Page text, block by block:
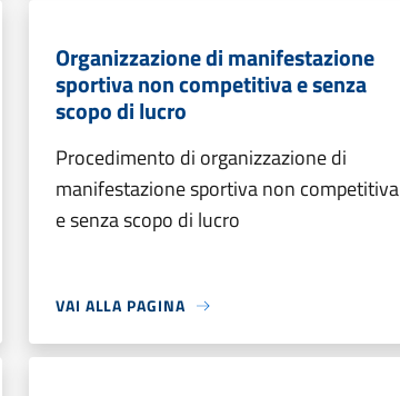
Organizzazione di manifestazione
sportiva non competitiva e senza
scopo di lucro
Procedimento di organizzazione di
manifestazione sportiva non competitiva
e senza scopo di lucro
VAI ALLA PAGINA